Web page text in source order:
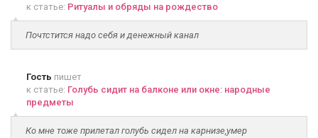
к статье: Ритуалы и обряды на рождество
Почтстится надо себя и денежный канал
Гость пишет
к статье: Голубь сидит на балконе или окне: народные
предметы
Ко мне тоже прилетал голубь сидел на карнизе,умер